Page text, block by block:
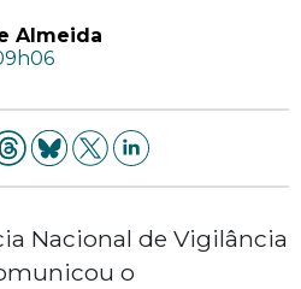
Almeida
Nacional de Vigilância
o